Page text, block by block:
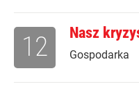
Nasz
Gospodarka
12